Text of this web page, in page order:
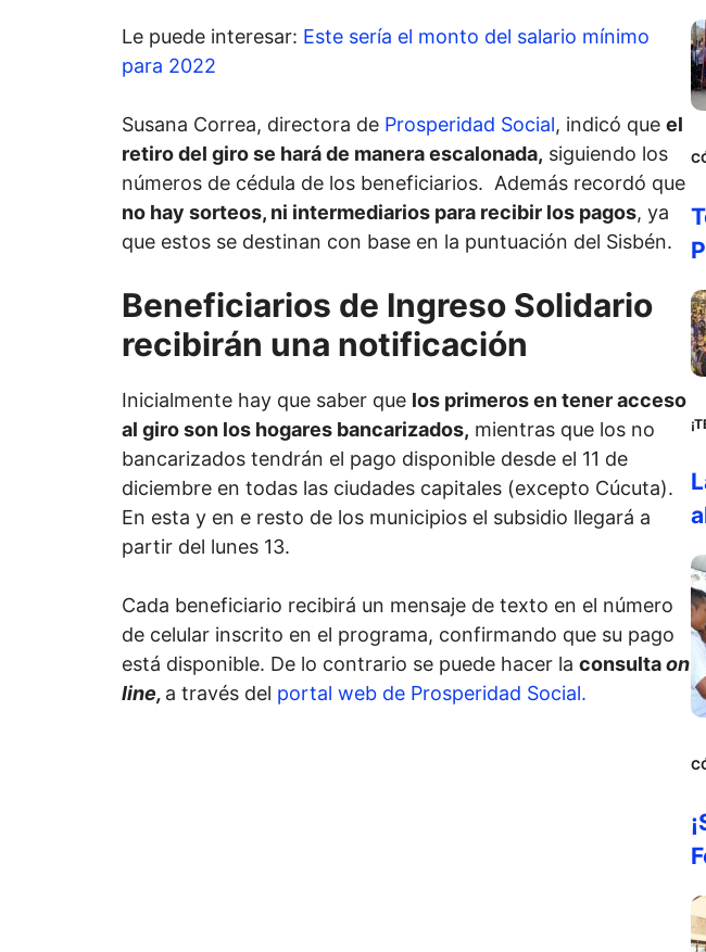
Le puede interesar: Este sería el monto del salario mínimo
para 2022
Susana Correa, directora de Prosperidad Social, indicó que el
retiro del giro se hará de manera escalonada, siguiendo los
números de cédula de los beneficiarios. Además recordó que
no hay sorteos, ni intermediarios para recibir los pagos, ya
que estos se destinan con base en la puntuación del Sisbén.
Beneficiarios de Ingreso Solidario
recibirán una notificación
Inicialmente hay que saber que los primeros en tener acceso
al giro son los hogares bancarizados, mientras que los no
bancarizados tendrán el pago disponible desde el 11 de
diciembre en todas las ciudades capitales (excepto Cúcuta).
En esta y en e resto de los municipios el subsidio llegará a
partir del lunes 13.
Cada beneficiario recibirá un mensaje de texto en el número
de celular inscrito en el programa, confirmando que su pago
está disponible. De lo contrario se puede hacer la consultaon
line, a través del portal web de Prosperidad Social.